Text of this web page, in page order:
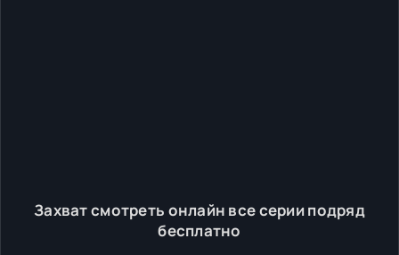
Захват смотреть онлайн все серии подряд
бесплатно